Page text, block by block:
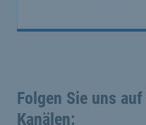
Folgen Sie uns
Kanälen: